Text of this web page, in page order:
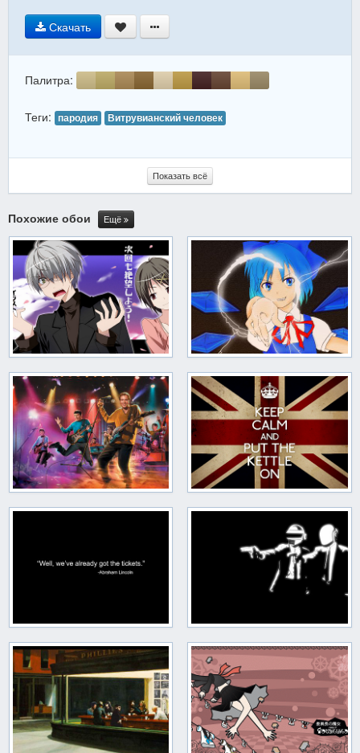
Скачать
Палитра:
Теги: пародия Витрувианский человек
Показать всё
Похожие обои Ещё